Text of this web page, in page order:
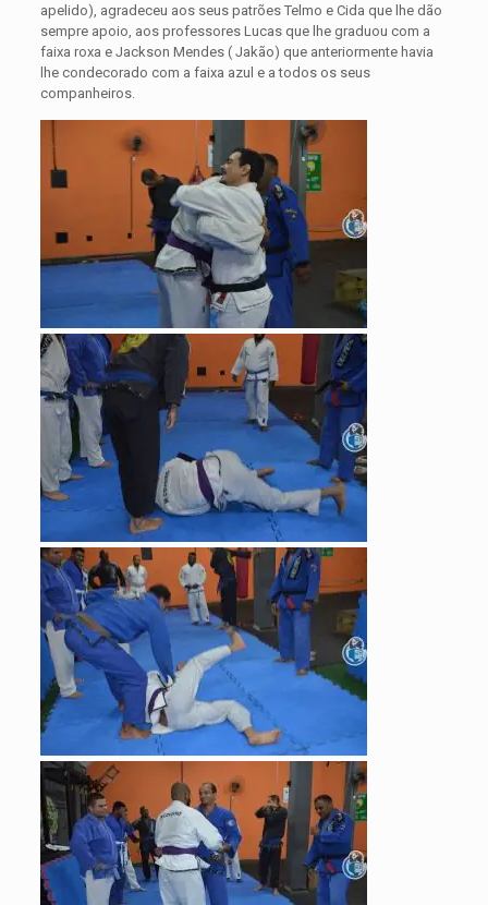
apelido), agradeceu aos seus patrões Telmo e Cida que lhe dão
sempre apoio, aos professores Lucas que lhe graduou com a
faixa roxa e Jackson Mendes ( Jakão) que anteriormente havia
lhe condecorado com a faixa azul e a todos os seus
companheiros.